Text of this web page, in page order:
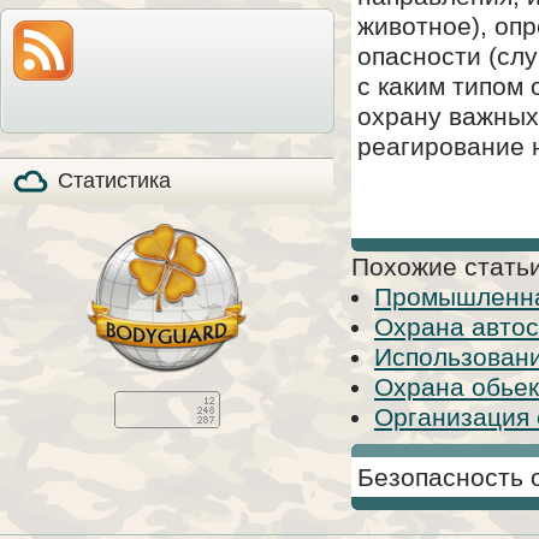
также расскажем все
особенности охоты с
мелкашкой глазами
владельца.
модель по-прежнему
на прилавках и
продолжает
пользоваться
популярностью, в том
числе, и в качестве
обеспечения в
Статистика
животное),
опасности
с каким типом
охрану
реагирование
Похожие
Охрана
Охрана
Безопасность